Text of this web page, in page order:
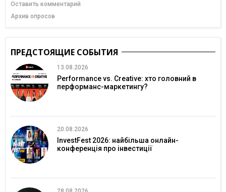
Оставить комментарий
Архив опросов
ПРЕДСТОЯЩИЕ СОБЫТИЯ
13.08.2026
Performance vs. Creative: хто головний в
перформанс-маркетингу?
20.08.2026
InvestFest 2026: найбільша онлайн-
конференція про інвестиції